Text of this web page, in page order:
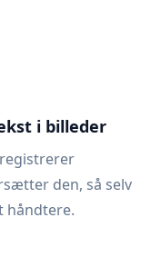
i billeder
den, så selv
håndtere.